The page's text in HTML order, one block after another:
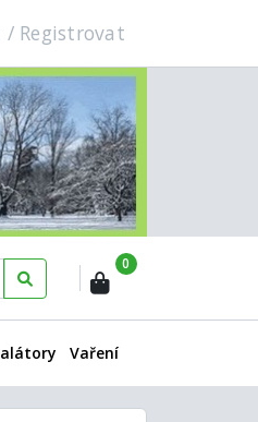
Registrovat
0
Vaření